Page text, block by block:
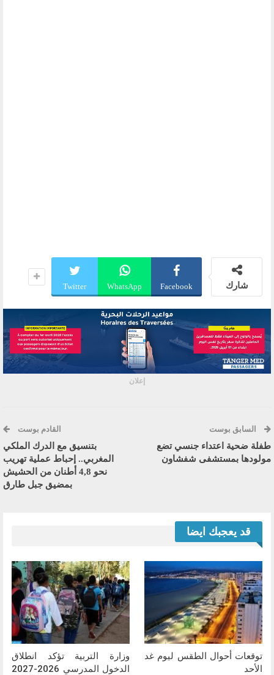
شارك Facebook
WhatsApp
Twitter
إعلان
السابق بوست
طفلة ضحية اعتداء جنسي تضع
مولودها بمستشفى شفشاون
القادم بوست
بتنسيق مع الدرك الملكي
المغربي.. إحباط عملية تهريب
نحو 4,8 أطنان من الحشيش
بمضيق جبل طارق
قد يعجبك ايضا
توقعات أحوال الطقس ليوم غد
الأحد
وزارة التربية تؤكد انطلاق
الدخول المدرسي 2026-2027